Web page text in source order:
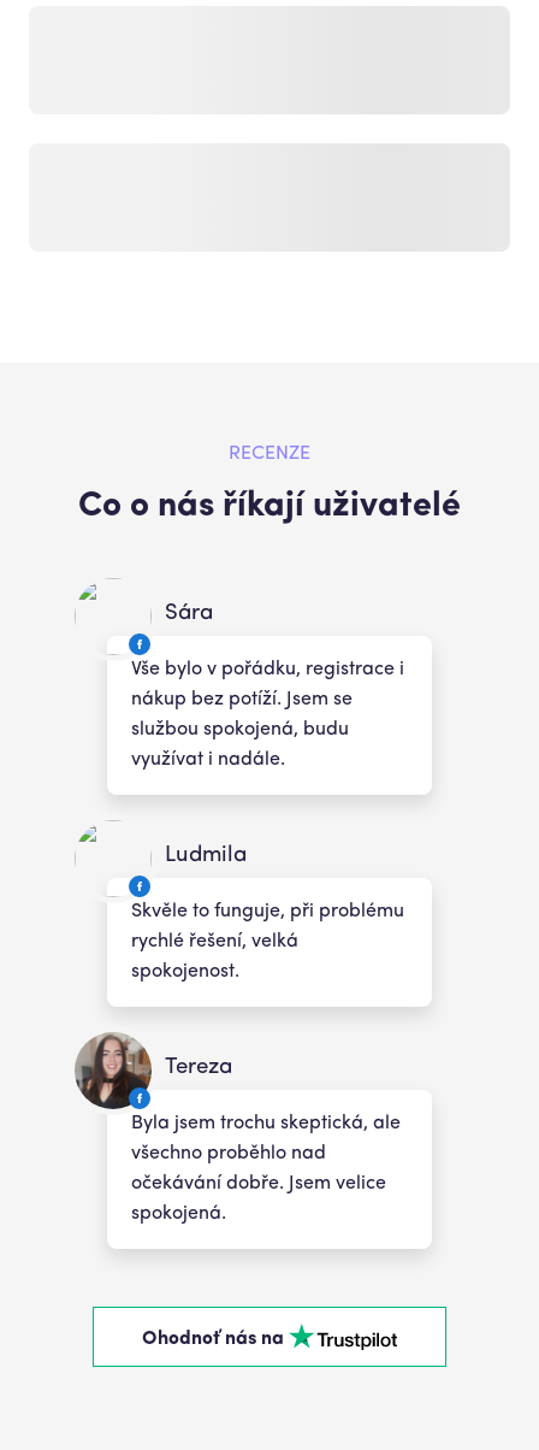
RECENZE
Co o nás říkají uživatelé
Sára
Vše bylo v pořádku, registrace i
nákup bez potíží. Jsem se
službou spokojená, budu
využívat i nadále.
Ludmila
Skvěle to funguje, při problému
rychlé řešení, velká
spokojenost.
Tereza
Byla jsem trochu skeptická, ale
všechno proběhlo nad
očekávání dobře. Jsem velice
spokojená.
Ohodnoť nás na